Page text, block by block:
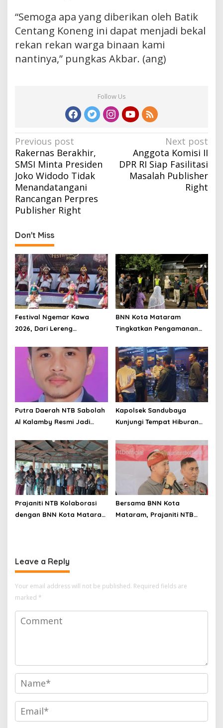
“Semoga apa yang diberikan oleh Batik
Centang Koneng ini dapat menjadi bekal
rekan rekan warga binaan kami
nantinya,” pungkas Akbar. (ang)
Follow Us
Post
navigation
Previous post
Rakernas Berakhir,
SMSI Minta Presiden
Joko Widodo Tidak
Menandatangani
Rancangan Perpres
Publisher Right
Next post
Anggota Komisi II
DPR RI Siap Fasilitasi
Masalah Publisher
Right
Don't Miss
Festival Ngemar Kawa
2026, Dari Lereng
Menatap Pasar Dunia
BNN Kota Mataram
Tingkatkan Pengamanan
Dukung Zona Integritas
Putra Daerah NTB Sabolah
Al Kalamby Resmi Jadi
Siap Perkuat Sport Tourism
Kapolsek Sandubaya
Kunjungi Tempat Hiburan
Malam
Prajaniti NTB Kolaborasi
dengan BNN Kota Mataram
Bersama BNN Kota
Mataram, Prajaniti NTB
Leave a Reply
Your email address will not be published. Required fields are
marked *